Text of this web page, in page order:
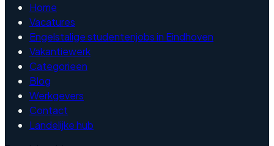
Home
Vacatures
Engelstalige studentenjobs in Eindhoven
Vakantiewerk
Categorieen
Blog
Werkgevers
Contact
Landelijke hub